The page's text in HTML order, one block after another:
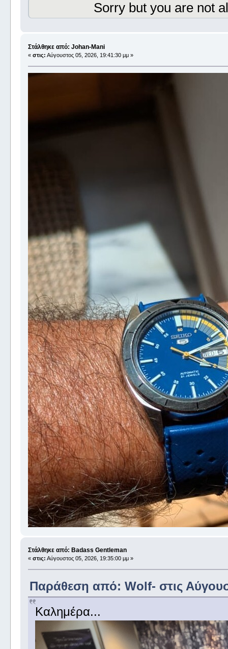
Sorry but you are not
Στάλθηκε από: Johan-Mani
« στις: Αύγουστος 05, 2026, 19:41:30 μμ »
Στάλθηκε από: Badass Gentleman
« στις: Αύγουστος 05, 2026, 19:35:00 μμ »
Παράθεση από: Wolf- στις
Καλημέρα...